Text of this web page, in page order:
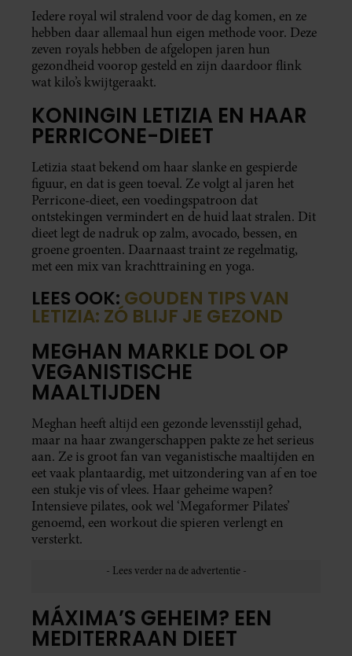
Iedere royal wil stralend voor de dag komen, en ze
hebben daar allemaal hun eigen methode voor. Deze
zeven royals hebben de afgelopen jaren hun
gezondheid voorop gesteld en zijn daardoor flink
wat kilo’s kwijtgeraakt.
KONINGIN LETIZIA EN HAAR
PERRICONE-DIEET
Letizia staat bekend om haar slanke en gespierde
figuur, en dat is geen toeval. Ze volgt al jaren het
Perricone-dieet, een voedingspatroon dat
ontstekingen vermindert en de huid laat stralen. Dit
dieet legt de nadruk op zalm, avocado, bessen, en
groene groenten. Daarnaast traint ze regelmatig,
met een mix van krachttraining en yoga.
LEES OOK: GOUDEN TIPS VAN
LETIZIA: ZÓ BLIJF JE GEZOND
MEGHAN MARKLE DOL OP
VEGANISTISCHE
MAALTIJDEN
Meghan heeft altijd een gezonde levensstijl gehad,
maar na haar zwangerschappen pakte ze het serieus
aan. Ze is groot fan van veganistische maaltijden en
eet vaak plantaardig, met uitzondering van af en toe
een stukje vis of vlees. Haar geheime wapen?
Intensieve pilates, ook wel ‘Megaformer Pilates’
genoemd, een workout die spieren verlengt en
versterkt.
MÁXIMA’S GEHEIM? EEN
MEDITERRAAN DIEET